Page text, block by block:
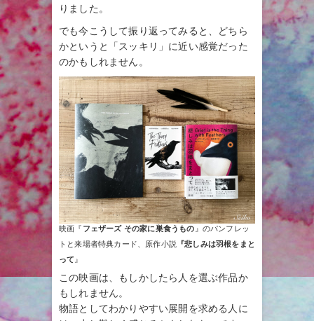
りました。
でも今こうして振り返ってみると、どちら
かというと「スッキリ」に近い感覚だった
のかもしれません。
映画『 フェザーズ その家に巣食うもの』のパンフレッ
トと来場者特典カード、原作小説 『悲しみは羽根をまと
って』
この映画は、もしかしたら人を選ぶ作品か
もしれません。
物語としてわかりやすい展開を求める人に